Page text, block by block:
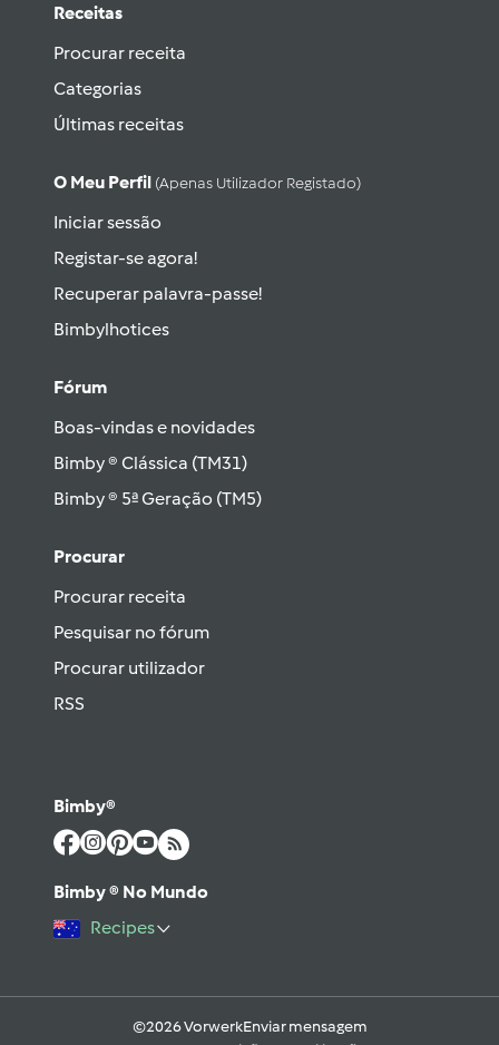
Receitas
Procurar receita
Categorias
Últimas receitas
O Meu Perfil (apenas Utilizador Registado)
Iniciar sessão
Registar-se agora!
Recuperar palavra-passe!
Bimbylhotices
Fórum
Boas-vindas e novidades
Bimby ® Clássica (TM31)
Bimby ® 5ª Geração (TM5)
Procurar
Procurar receita
Pesquisar no fórum
Procurar utilizador
RSS
Bimby®
Bimby ® No Mundo
Recipes
©2026 VorwerkEnviar mensagem